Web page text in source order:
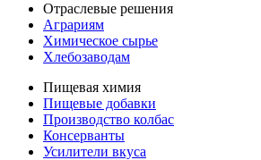
Отраслевые решения
Аграриям
Химическое сырье
Хлебозаводам
Пищевая химия
Пищевые добавки
Производство колбас
Консерванты
Усилители вкуса